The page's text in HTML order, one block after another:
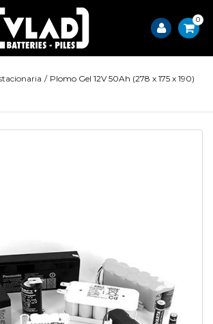
0
/ Plomo Gel 12V 50Ah (278 x 175 x 190)